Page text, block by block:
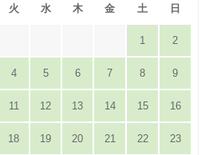
火 水 木 金 土 日
1 2
4 5 6 7 8 9
11 12 13 14 15 16
18 19 20 21 22 23